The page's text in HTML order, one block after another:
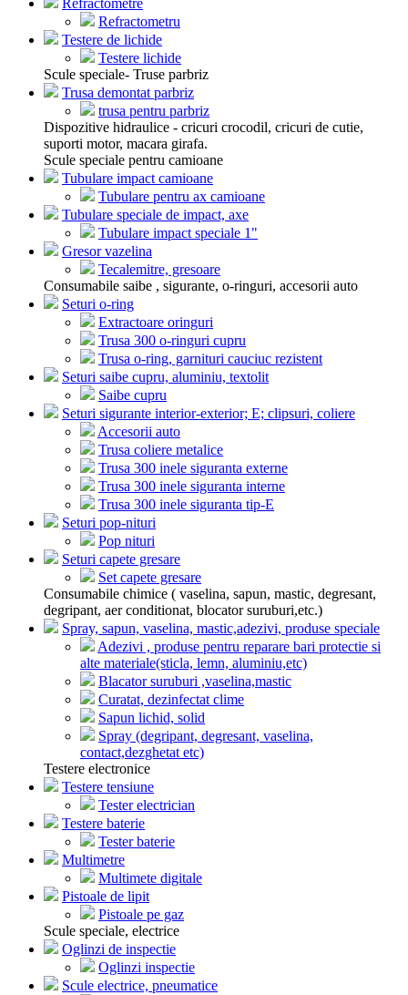
Refractometre
Refractometru
Testere de lichide
Testere lichide
Scule speciale- Truse parbriz
Trusa demontat parbriz
trusa pentru parbriz
Dispozitive hidraulice - cricuri crocodil, cricuri de cutie,
suporti motor, macara girafa.
Scule speciale pentru camioane
Tubulare impact camioane
Tubulare pentru ax camioane
Tubulare speciale de impact, axe
Tubulare impact speciale 1"
Gresor vazelina
Tecalemitre, gresoare
Consumabile saibe , sigurante, o-ringuri, accesorii auto
Seturi o-ring
Extractoare oringuri
Trusa 300 o-ringuri cupru
Trusa o-ring, garnituri cauciuc rezistent
Seturi saibe cupru, aluminiu, textolit
Saibe cupru
Seturi sigurante interior-exterior; E; clipsuri, coliere
Accesorii auto
Trusa coliere metalice
Trusa 300 inele siguranta externe
Trusa 300 inele siguranta interne
Trusa 300 inele siguranta tip-E
Seturi pop-nituri
Pop nituri
Seturi capete gresare
Set capete gresare
Consumabile chimice ( vaselina, sapun, mastic, degresant,
degripant, aer conditionat, blocator suruburi,etc.)
Spray, sapun, vaselina, mastic,adezivi, produse speciale
Adezivi , produse pentru reparare bari protectie si
alte materiale(sticla, lemn, aluminiu,etc)
Blacator suruburi ,vaselina,mastic
Curatat, dezinfectat clime
Sapun lichid, solid
Spray (degripant, degresant, vaselina,
contact,dezghetat etc)
Testere electronice
Testere tensiune
Tester electrician
Testere baterie
Tester baterie
Multimetre
Multimete digitale
Pistoale de lipit
Pistoale pe gaz
Scule speciale, electrice
Oglinzi de inspectie
Oglinzi inspectie
Scule electrice, pneumatice